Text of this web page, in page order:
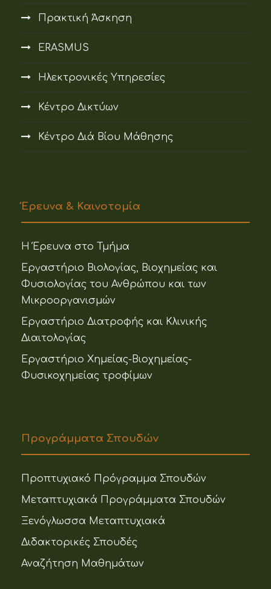
Πρακτική Άσκηση
ERASMUS
Ηλεκτρονικές Υπηρεσίες
Κέντρο Δικτύων
Κέντρο Διά Βίου Μάθησης
Έρευνα & Καινοτομία
Η Έρευνα στο Τμήμα
Εργαστήριο Βιολογίας, Βιοχημείας και
Φυσιολογίας του Ανθρώπου και των
Μικροοργανισμών
Εργαστήριο Διατροφής και Κλινικής
Διαιτολογίας
Εργαστήριο Χημείας-Βιοχημείας-
Φυσικοχημείας τροφίμων
Προγράμματα Σπουδών
Προπτυχιακό Πρόγραμμα Σπουδών
Μεταπτυχιακά Προγράμματα Σπουδών
Ξενόγλωσσα Μεταπτυχιακά
Διδακτορικές Σπουδές
Αναζήτηση Μαθημάτων